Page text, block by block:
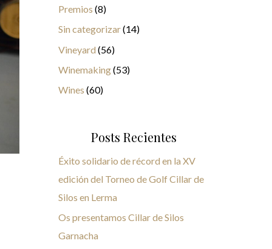
Premios (8)
Sin categorizar(14)
Vineyard (56)
Winemaking(53)
Wines (60)
Posts Recientes
Éxito solidario de récord en la XV
edición del Torneo de Golf Cillar de
Silos en Lerma
Os presentamos Cillar de Silos
Garnacha